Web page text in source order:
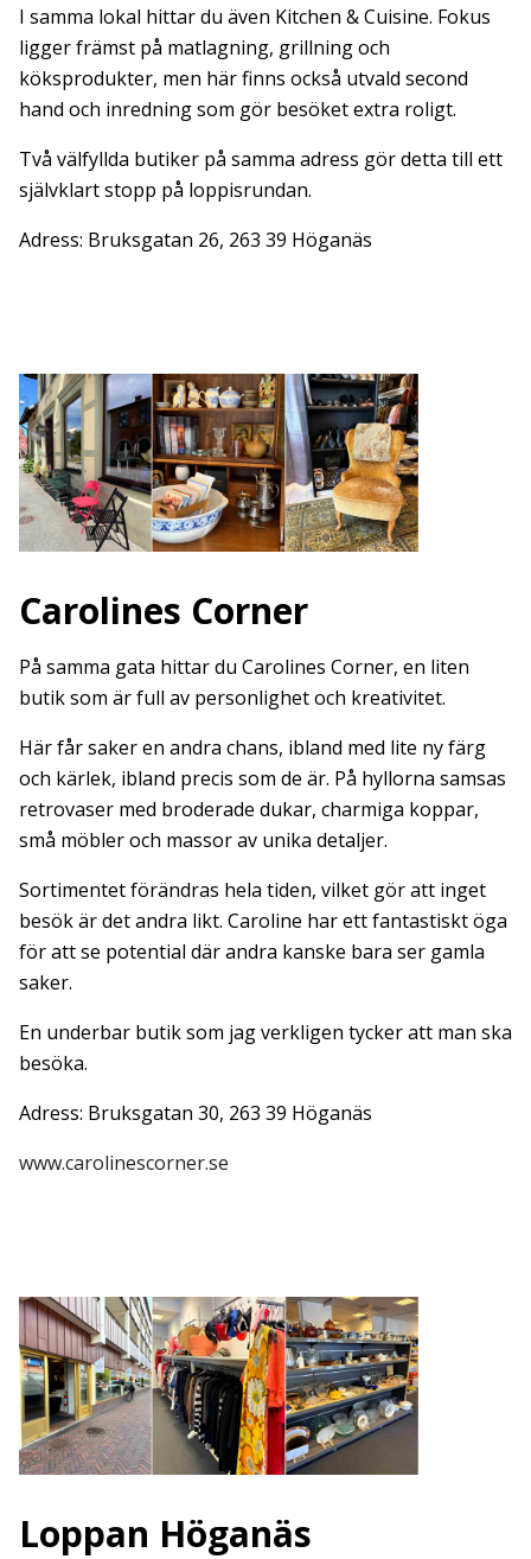
I samma lokal hittar du även Kitchen & Cuisine. Fokus
ligger främst på matlagning, grillning och
köksprodukter, men här finns också utvald second
hand och inredning som gör besöket extra roligt.
Två välfyllda butiker på samma adress gör detta till ett
självklart stopp på loppisrundan.
Adress: Bruksgatan 26, 263 39 Höganäs
Carolines Corner
På samma gata hittar du Carolines Corner, en liten
butik som är full av personlighet och kreativitet.
Här får saker en andra chans, ibland med lite ny färg
och kärlek, ibland precis som de är. På hyllorna samsas
retrovaser med broderade dukar, charmiga koppar,
små möbler och massor av unika detaljer.
Sortimentet förändras hela tiden, vilket gör att inget
besök är det andra likt. Caroline har ett fantastiskt öga
för att se potential där andra kanske bara ser gamla
saker.
En underbar butik som jag verkligen tycker att man ska
besöka.
Adress: Bruksgatan 30, 263 39 Höganäs
www.carolinescorner.se
Loppan Höganäs